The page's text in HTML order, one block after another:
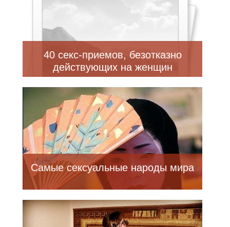
40 секс-приемов, безотказно
действующих на женщин
Самые сексуальные народы мира